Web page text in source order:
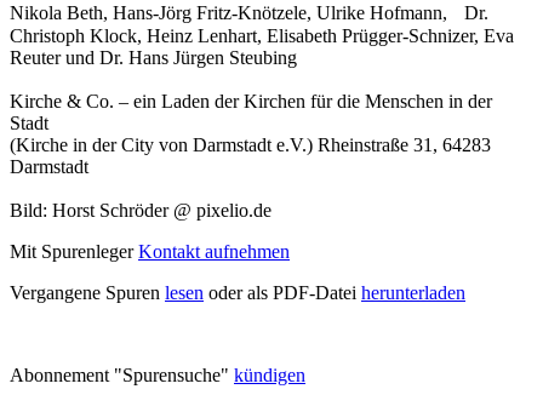
Nikola Beth, Hans-Jörg Fritz-Knötzele, Ulrike Hofmann, Dr.
Christoph Klock, Heinz Lenhart, Elisabeth Prügger-Schnizer, Eva
Reuter und Dr. Hans Jürgen Steubing
Kirche & Co. – ein Laden der Kirchen für die Menschen in der
Stadt
(Kirche in der City von Darmstadt e.V.) Rheinstraße 31, 64283
Darmstadt
Bild: Horst Schröder @ pixelio.de
Mit SpurenlegerKontakt aufnehmen
Vergangene Spuren lesen oder als PDF-Datei herunterladen
Abonnement "Spurensuche" kündigen